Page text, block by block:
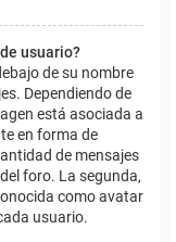
usuario?
de su nombre
Dependiendo de
está asociada a
en forma de
de mensajes
foro. La segunda,
como avatar
usuario.